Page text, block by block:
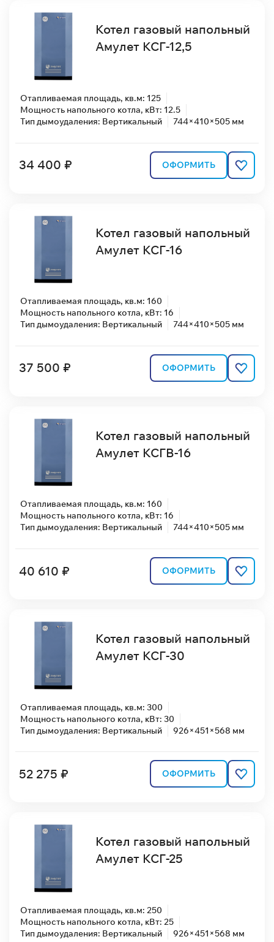
Котел газовый напольный
Амулет КСГ-12,5
Отапливаемая площадь, кв.м: 125
Мощность напольного котла, кВт: 12.5
Тип дымоудаления: Вертикальный
744×410×505 мм
34 400 ₽ ОФОРМИТЬ
Котел газовый напольный
Амулет КСГ-16
Отапливаемая площадь, кв.м: 160
Мощность напольного котла, кВт: 16
Тип дымоудаления: Вертикальный
744×410×505 мм
37 500 ₽ ОФОРМИТЬ
Котел газовый напольный
Амулет КСГВ-16
Отапливаемая площадь, кв.м: 160
Мощность напольного котла, кВт: 16
Тип дымоудаления: Вертикальный
744×410×505 мм
40 610 ₽ ОФОРМИТЬ
Котел газовый напольный
Амулет КСГ-30
Отапливаемая площадь, кв.м: 300
Мощность напольного котла, кВт: 30
Тип дымоудаления: Вертикальный
926×451×568 мм
52 275 ₽ ОФОРМИТЬ
Котел газовый напольный
Амулет КСГ-25
Отапливаемая площадь, кв.м: 250
Мощность напольного котла, кВт: 25
Тип дымоудаления: Вертикальный
926×451×568 мм